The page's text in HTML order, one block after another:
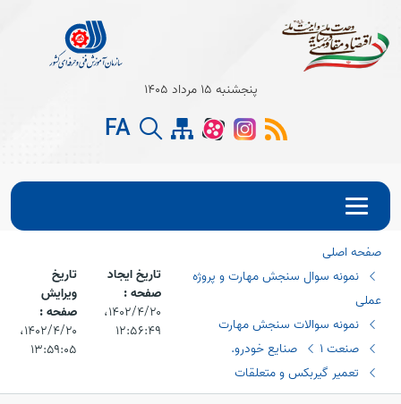
Open
Open
پنجشنبه 15 مرداد 1405
FA
صفحه اصلی
نمونه سوال سنجش مهارت و پروژه
عملی
نمونه سوالات سنجش مهارت
صنعت 1
صنایع خودرو.
تعمیر گیربکس و متعلقات
تاریخ ایجاد
صفحه :
۱۴۰۲/۴/۲۰،‏
۱۲:۵۶:۴۹
تاریخ
ویرایش
صفحه :
۱۴۰۲/۴/۲۰،‏
۱۳:۵۹:۰۵